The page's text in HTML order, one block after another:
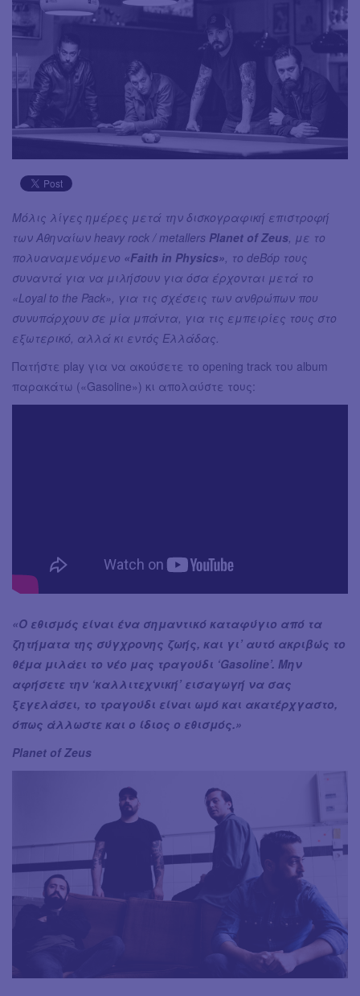
Μόλις λίγες ημέρες μετά την δισκογραφική επιστροφή
των Αθηναίων heavy rock / metallers Planet of Zeus , με το
πολυαναμενόμενο «Faith in Physics» , το deBόp τους
συναντά για να μιλήσουν για όσα έρχονται μετά το
«Loyal to the Pack», για τις σχέσεις των ανθρώπων που
συνυπάρχουν σε μία μπάντα, για τις εμπειρίες τους στο
εξωτερικό, αλλά κι εντός Ελλάδας.
Πατήστε play για να ακούσετε το opening track του album
παρακάτω («Gasoline») κι απολαύστε τους:
«Ο εθισμός είναι ένα σημαντικό καταφύγιο από τα
ζητήματα της σύγχρονης ζωής, και γι’ αυτό ακριβώς το
θέμα μιλάει το νέο μας τραγούδι ‘Gasoline’. Μην
αφήσετε την ‘καλλιτεχνική’ εισαγωγή να σας
ξεγελάσει, το τραγούδι είναι ωμό και ακατέρχγαστο,
όπως άλλωστε και ο ίδιος ο εθισμός.»
Planet of Zeus